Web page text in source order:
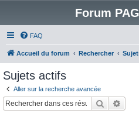
Forum
FAQ
Accueil du forum Rechercher
Sujets actifs
Aller sur la recherche avancée
Rechercher